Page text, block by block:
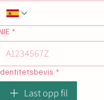
*
*
Last opp fil